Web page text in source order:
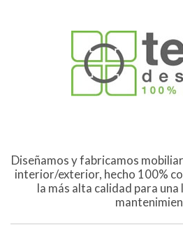
Diseñamos y fabricamos
interior/exterior, hecho 100%
la más alta calidad para